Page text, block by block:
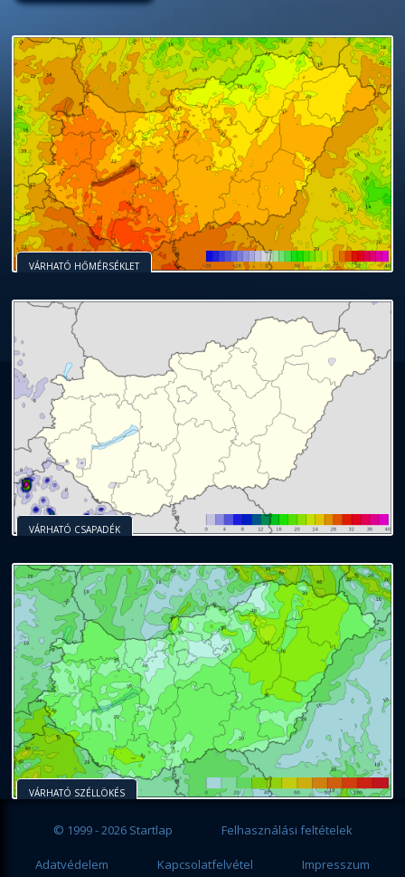
VÁRHATÓ HŐMÉRSÉKLET
VÁRHATÓ CSAPADÉK
VÁRHATÓ SZÉLLÖKÉS
© 1999 - 2026 Startlap Felhasználási feltételek
Adatvédelem Kapcsolatfelvétel Impresszum